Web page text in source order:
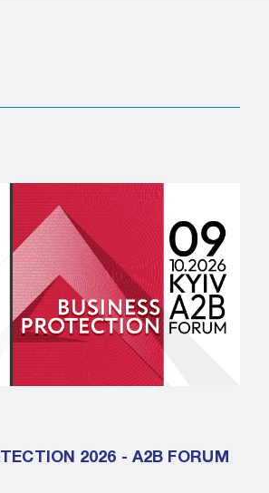
2026 - A2B FORUM